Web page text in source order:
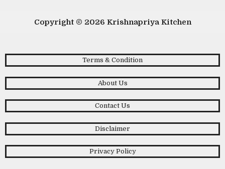
Copyright © 2026 Krishnapriya Kitchen
Terms & Condition
About Us
Contact Us
Disclaimer
Privacy Policy